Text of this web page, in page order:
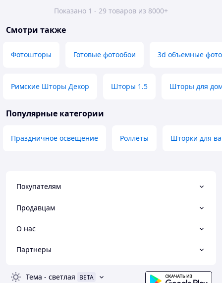
Показано 1 - 29 товаров из 8000+
Смотри также
Фотошторы Готовые фотообои 3d объемные
Римские Шторы Декор Шторы 1.5 Шторы для
Популярные категории
Праздничное освещение Роллеты Шторки для
Покупателям
Продавцам
О нас
Партнеры
Тема - светлая BETA